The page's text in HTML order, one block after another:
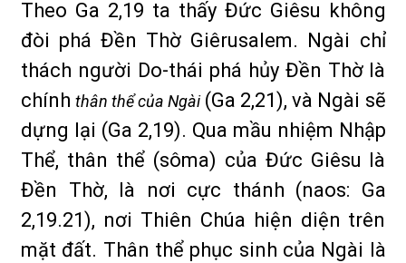
Theo Ga 2,19 ta thấy Đức Giêsu không
đòi phá Đền Thờ Giêrusalem. Ngài chỉ
thách người Do-thái phá hủy Đền Thờ là
chínhthân thể của Ngài(Ga 2,21), và Ngài sẽ
dựng lại (Ga 2,19). Qua mầu nhiệm Nhập
Thể, thân thể (sôma) của Đức Giêsu là
Đền Thờ, là nơi cực thánh (naos: Ga
2,19.21), nơi Thiên Chúa hiện diện trên
mặt đất. Thân thể phục sinh của Ngài là